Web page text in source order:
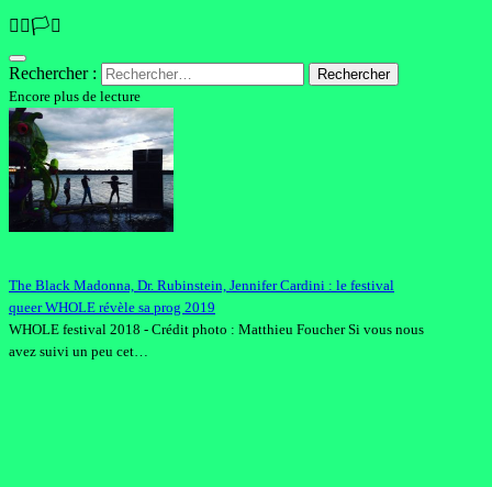
🏳️‍🌈🏳️‍⚧️
Rechercher :
Encore plus de lecture
The Black Madonna, Dr. Rubinstein, Jennifer Cardini : le festival
queer WHOLE révèle sa prog 2019
WHOLE festival 2018 - Crédit photo : Matthieu Foucher Si vous nous
avez suivi un peu cet…